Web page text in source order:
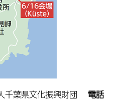
千葉県文化振興財団 電話